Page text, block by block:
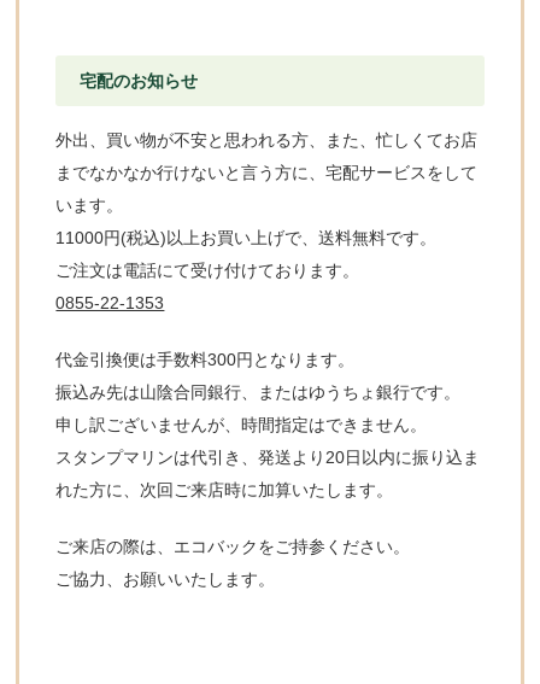
宅配のお知らせ
外出、買い物が不安と思われる方、また、忙しくてお店
までなかなか行けないと言う方に、宅配サービスをして
います。
11000円(税込)以上お買い上げで、送料無料です。
ご注文は電話にて受け付けております。
0855-22-1353
代金引換便は手数料300円となります。
振込み先は山陰合同銀行、またはゆうちょ銀行です。
申し訳ございませんが、時間指定はできません。
スタンプマリンは代引き、発送より20日以内に振り込ま
れた方に、次回ご来店時に加算いたします。
ご来店の際は、エコバックをご持参ください。
ご協力、お願いいたします。